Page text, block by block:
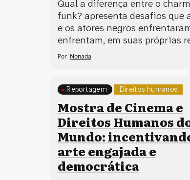
Qual a diferença entre o
funk? apresenta desafios que
e os atores negros
enfrentam, em suas próprias
Por Nonada
Direitos humanos
Processos artísticos
Reportagem
Mostra de Cinema e
Direitos Humanos
Mundo:
arte engajada e
democrática